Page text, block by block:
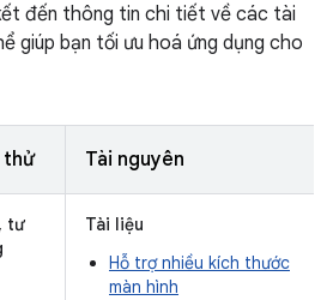
đến thông tin chi tiết về các tài
giúp bạn tối ưu hoá ứng dụng cho
thử Tài nguyên
tư
Tài liệu
Hỗ trợ nhiều kích thước
màn hình